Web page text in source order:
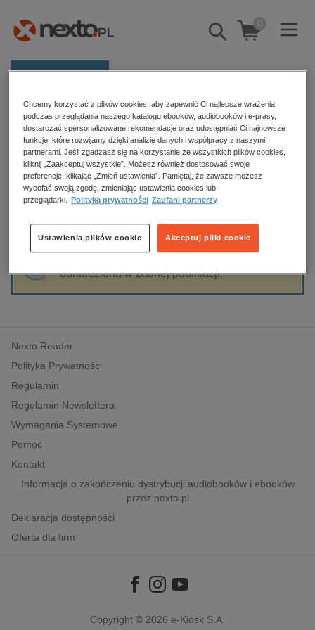
Pokaż/schowaj
wyszukiwarkę
0
E-prasa
Kategorie
Zobacz wszystkie E-prasa
budownictwo, aranżacja wnętrz
biznesowe, branżowe, gospodarka
edukacja
hobby, sport, rozrywka
komputery, internet, technologie, informatyka
polityka, społeczno-informacyjne
psychologiczne
inne
popularno-naukowe
historia
Strona główna Sylwia Jędrzejewska
Sylwia Jędrzejewska
Sortowanie Filtrowanie
odnaleziona w żadnej publikacji.
Nexto Reader
Polityka Prywatności
Regulamin
Regulamin Newslettera
Wymagania Systemowe
Pomoc
Kontakt
Informacja o zakończeniu dystrybucji audiobooków i ebooków
przez nexto.pl
Deklaracja dostępności
Oferta dla firm
Copyright © 2026 e-Kiosk S.A.
Chcemy korzystać z plików cookies, aby zapewnić Ci najlepsze wrażenia
podczas przeglądania naszego katalogu ebooków, audiobooków i e-prasy,
dostarczać spersonalizowane rekomendacje oraz udostępniać Ci najnowsze
funkcje, które rozwijamy dzięki analizie danych i współpracy z naszymi
partnerami. Jeśli zgadzasz się na korzystanie ze wszystkich plików cookies,
kliknij „Zaakceptuj wszystkie”. Możesz również dostosować swoje
preferencje, klikając „Zmień ustawienia”. Pamiętaj, że zawsze możesz
wycofać swoją zgodę, zmieniając ustawienia cookies lub
przeglądarki.
Polityka prywatności Zaufani partnerzy
Akceptuj pliki cookie
Ustawienia plików cookie